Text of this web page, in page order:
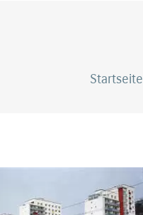
Startseite